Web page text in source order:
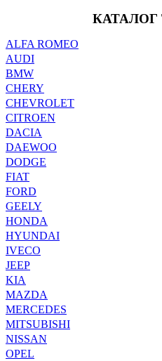
КАТАЛОГ
ALFA ROMEO
AUDI
BMW
CHERY
CHEVROLET
CITROEN
DACIA
DAEWOO
DODGE
FIAT
FORD
GEELY
HONDA
HYUNDAI
IVECO
JEEP
KIA
MAZDA
MERCEDES
MITSUBISHI
NISSAN
OPEL